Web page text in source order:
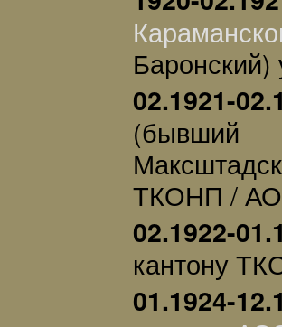
02.1921-
(бывший
ТКОНП /
02.1922-
кантону
01.1924-